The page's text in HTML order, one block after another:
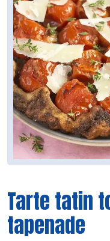
Tarte tatin
tapenade